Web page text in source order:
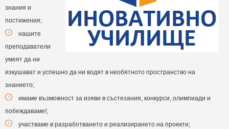
знания и
постижения;
нашите
преподаватели
умеят да ни
изкушават и успешно да ни водят в необятното пространство на
знанието;
имаме възможност за изяви в състезания, конкурси, олимпиади и
побеждаваме!;
участваме в разработването и реализирането на проекти;